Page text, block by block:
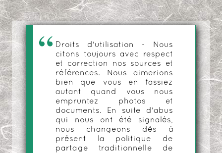
Droits d'utilisation - Nous
citons toujours avec respect
et correction nos sources et
références. Nous aimerions
bien que vous en fassiez
autant quand vous nous
empruntez photos et
documents. En suite d'abus
qui nous ont été signalés,
nous changeons dès à
présent la politique de
partage traditionnelle de